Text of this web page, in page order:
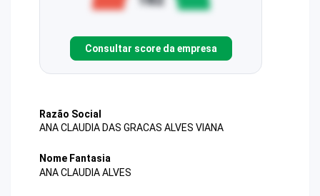
Consultar score da empresa
Razão Social
ANA CLAUDIA DAS GRACAS ALVES VIANA
Nome Fantasia
ANA CLAUDIA ALVES